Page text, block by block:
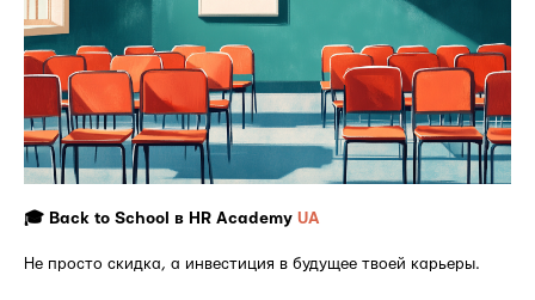
🎓 Back to School в HR Academy UA
Не просто скидка, а инвестиция в будущее твоей карьеры.